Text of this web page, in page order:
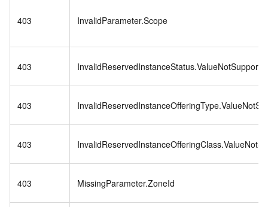
403 InvalidParameter.Scope
403
403
403
403 MissingParameter.ZoneId